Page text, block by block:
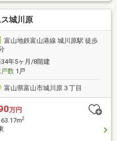
城川原
富山地鉄富山港線 城川原駅 徒歩
年5ヶ月/8階建
数1戸
富山県富山市城川原３丁目
万円
2